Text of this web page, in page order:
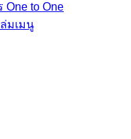
to One
มเมนู